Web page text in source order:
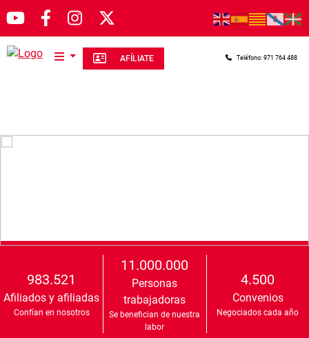
Pasar al contenido principal
AFÍLIATE Teléfono: 971 764 488
983.521
Afiliados y afiliadas
Confían en nosotros
11.000.000
Personas
trabajadoras
Se benefician de nuestra
labor
4.500
Convenios
Negociados cada año